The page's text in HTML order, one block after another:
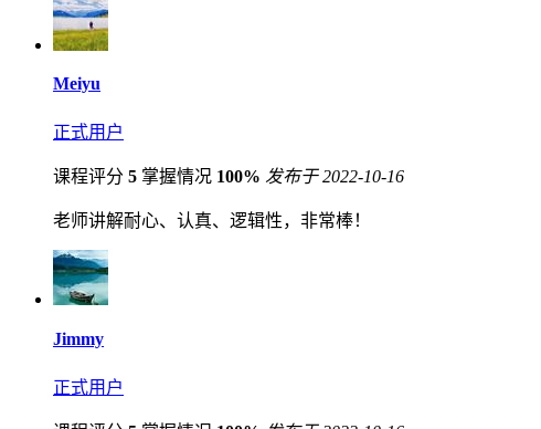
Meiyu
正式用户
课程评分 5 掌握情况 100% 发布于 2022-10-16
老师讲解耐心、认真、逻辑性，非常棒！
Jimmy
正式用户